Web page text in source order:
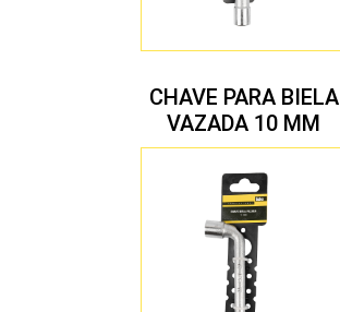
CHAVE PARA BIELA
VAZADA 10 MM